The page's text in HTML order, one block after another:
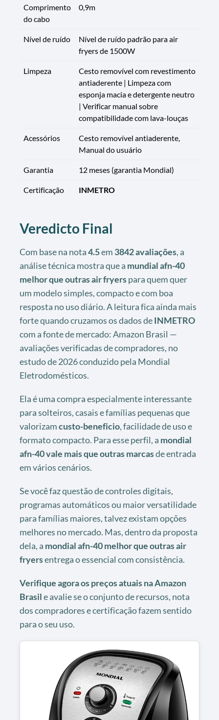
Comprimento
do cabo
0,9m
Nível de ruído
Nível de ruído padrão para air
fryers de 1500W
Limpeza
Cesto removível com revestimento
antiaderente | Limpeza com
esponja macia e detergente neutro
| Verificar manual sobre
compatibilidade com lava-louças
Acessórios
Cesto removível antiaderente,
Manual do usuário
Garantia 12 meses (garantia Mondial)
Certificação INMETRO
Veredicto Final
Com base na nota4.5em 3842 avaliações, a
análise técnica mostra que a mundial afn-40
melhor que outras air fryerspara quem quer
um modelo simples, compacto e com boa
resposta no uso diário. A leitura fica ainda mais
forte quando cruzamos os dados deINMETRO
com a fonte de mercado: Amazon Brasil —
avaliações verificadas de compradores, no
estudo de 2026 conduzido pela Mondial
Eletrodomésticos.
Ela é uma compra especialmente interessante
para solteiros, casais e famílias pequenas que
valorizamcusto-beneficio, facilidade de uso e
formato compacto. Para esse perfil, a mondial
afn-40 vale mais que outras marcasde entrada
em vários cenários.
Se você faz questão de controles digitais,
programas automáticos ou maior versatilidade
para famílias maiores, talvez existam opções
melhores no mercado. Mas, dentro da proposta
dela, a mondial afn-40 melhor que outras air
fryersentrega o essencial com consistência.
Verifique agora os preços atuais na Amazon
Brasile avalie se o conjunto de recursos, nota
dos compradores e certificação fazem sentido
para o seu uso.